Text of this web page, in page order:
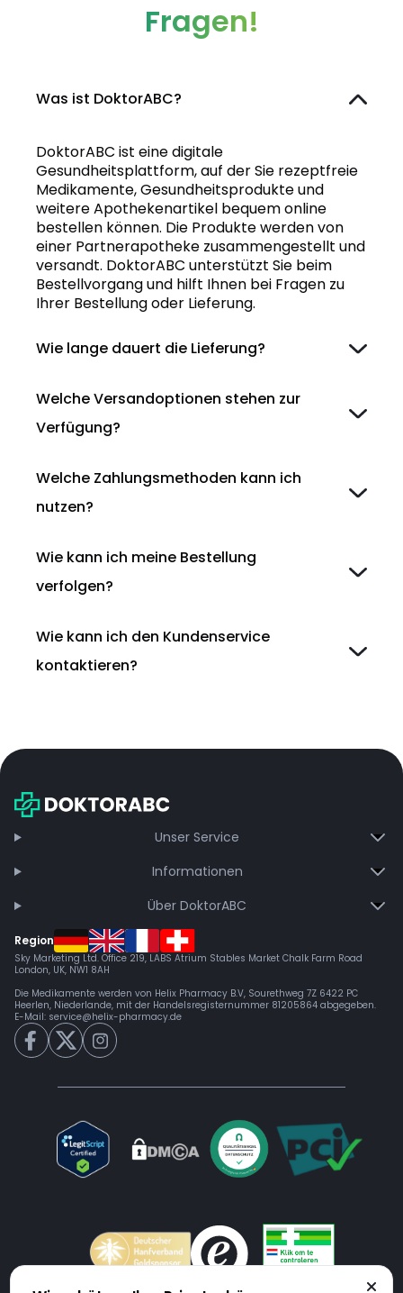
Fragen!
Was ist DoktorABC?
DoktorABC ist eine digitale
Gesundheitsplattform, auf der Sie rezeptfreie
Medikamente, Gesundheitsprodukte und
weitere Apothekenartikel bequem online
bestellen können. Die Produkte werden von
einer Partnerapotheke zusammengestellt und
versandt. DoktorABC unterstützt Sie beim
Bestellvorgang und hilft Ihnen bei Fragen zu
Ihrer Bestellung oder Lieferung.
Wie lange dauert die Lieferung?
Welche Versandoptionen stehen zur
Verfügung?
Welche Zahlungsmethoden kann ich
nutzen?
Wie kann ich meine Bestellung
verfolgen?
Wie kann ich den Kundenservice
kontaktieren?
Unser Service
Informationen
Über DoktorABC
Region
Sky Marketing Ltd. Office 219, LABS Atrium Stables Market Chalk Farm Road
London, UK, NW1 8AH
Die Medikamente werden von Helix Pharmacy B.V, Sourethweg 7Z 6422 PC
Heerlen, Niederlande, mit der Handelsregisternummer 81205864 abgegeben.
E-Mail: service@helix-pharmacy.de